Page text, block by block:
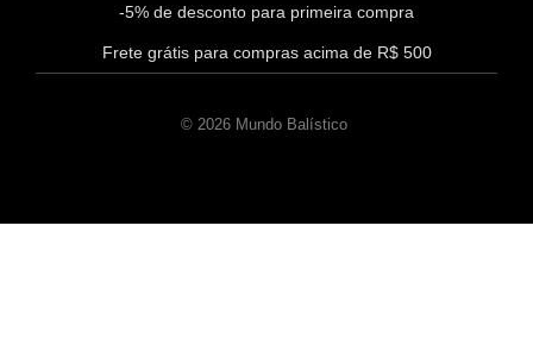
-5% de desconto para primeira compra
Frete grátis para compras acima de R$ 500
© 2026 Mundo Balístico